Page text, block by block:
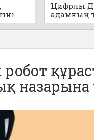
Цифрлы
адамның
сақтауға
9 сағат бұрын
назарына